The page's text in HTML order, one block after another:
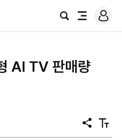
검
전
로
그
AI TV 판매량
공
유
텍
스